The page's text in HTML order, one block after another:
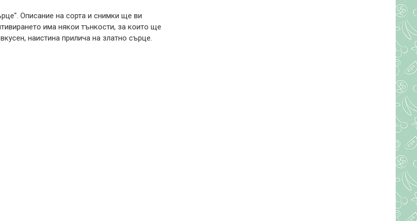
Описание на сорта и снимки ще ви
има някои тънкости, за които ще
наистина прилича на златно сърце.